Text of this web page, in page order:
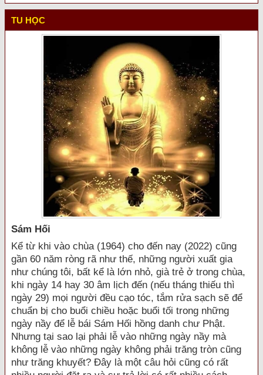
TU HỌC
Sám Hối
Kể từ khi vào chùa (1964) cho đến nay (2022) cũng
gần 60 năm ròng rã như thế, những người xuất gia
như chúng tôi, bất kể là lớn nhỏ, già trẻ ở trong chùa,
khi ngày 14 hay 30 âm lịch đến (nếu tháng thiếu thì
ngày 29) mọi người đều cạo tóc, tắm rửa sạch sẽ để
chuẩn bị cho buổi chiều hoặc buổi tối trong những
ngày nầy để lễ bái Sám Hối hồng danh chư Phật.
Nhưng tại sao lại phải lễ vào những ngày nầy mà
không lễ vào những ngày không phải trăng tròn cũng
như trăng khuyết? Đây là một câu hỏi cũng có rất